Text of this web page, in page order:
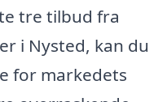
tre tilbud fra
i Nysted, kan du
for markedets